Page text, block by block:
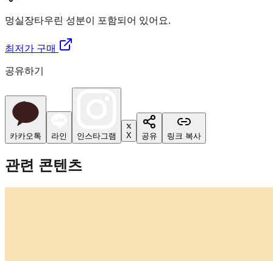
멍실장타우린 성분이 포함되어 있어요.
최저가 구매
공유하기
카카오톡 라인 인스타그램 X 공유 링크 복사
관련 콘텐츠